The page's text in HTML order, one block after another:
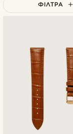
ΦΊΛΤΡΑ